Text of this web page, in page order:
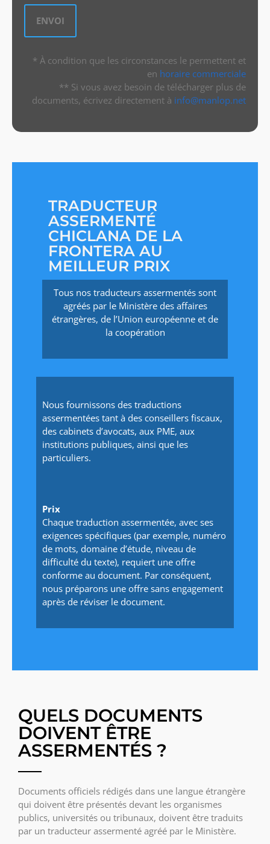
* À condition que les circonstances le permettent et
en horaire commerciale
** Si vous avez besoin de télécharger plus de
documents, écrivez directement à info@manlop.net
TRADUCTEUR
ASSERMENTÉ
CHICLANA DE LA
FRONTERA AU
MEILLEUR PRIX
Tous nos traducteurs assermentés sont
agréés par le Ministère des affaires
étrangères, de l’Union européenne et de
la coopération
Nous fournissons des traductions
assermentées tant à des conseillers fiscaux,
des cabinets d’avocats, aux PME, aux
institutions publiques, ainsi que les
particuliers.
Prix
Chaque traduction assermentée, avec ses
exigences spécifiques (par exemple, numéro
de mots, domaine d’étude, niveau de
difficulté du texte), requiert une offre
conforme au document. Par conséquent,
nous préparons une offre sans engagement
après de réviser le document.
QUELS DOCUMENTS
DOIVENT ÊTRE
ASSERMENTÉS ?
Documents officiels rédigés dans une langue étrangère
qui doivent être présentés devant les organismes
publics, universités ou tribunaux, doivent être traduits
par un traducteur assermenté agréé par le Ministère.